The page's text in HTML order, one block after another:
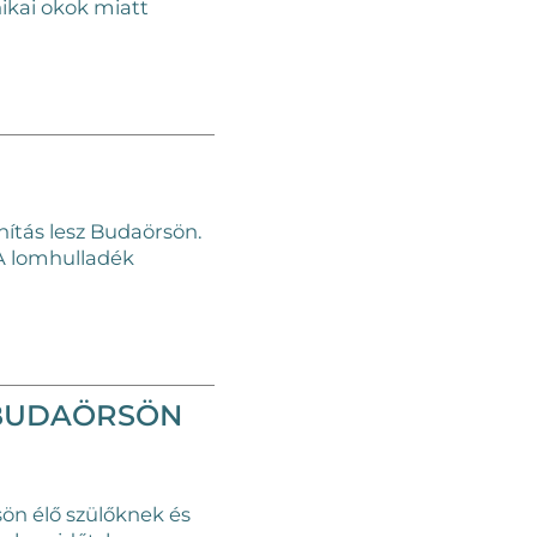
okok miatt
lesz Budaörsön.
lomhulladék
élő szülőknek és